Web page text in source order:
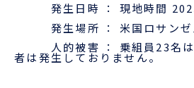
本船スケジュール
会員ログイン
発生日時 ： 現地時間
発生場所 ： 米国ロサンゼ
人的被害 ： 乗組員 23名
者は発生しておりません。